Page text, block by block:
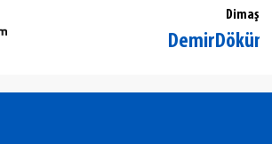
Dimaş
Kadıköy DemirDöküm Yetkili